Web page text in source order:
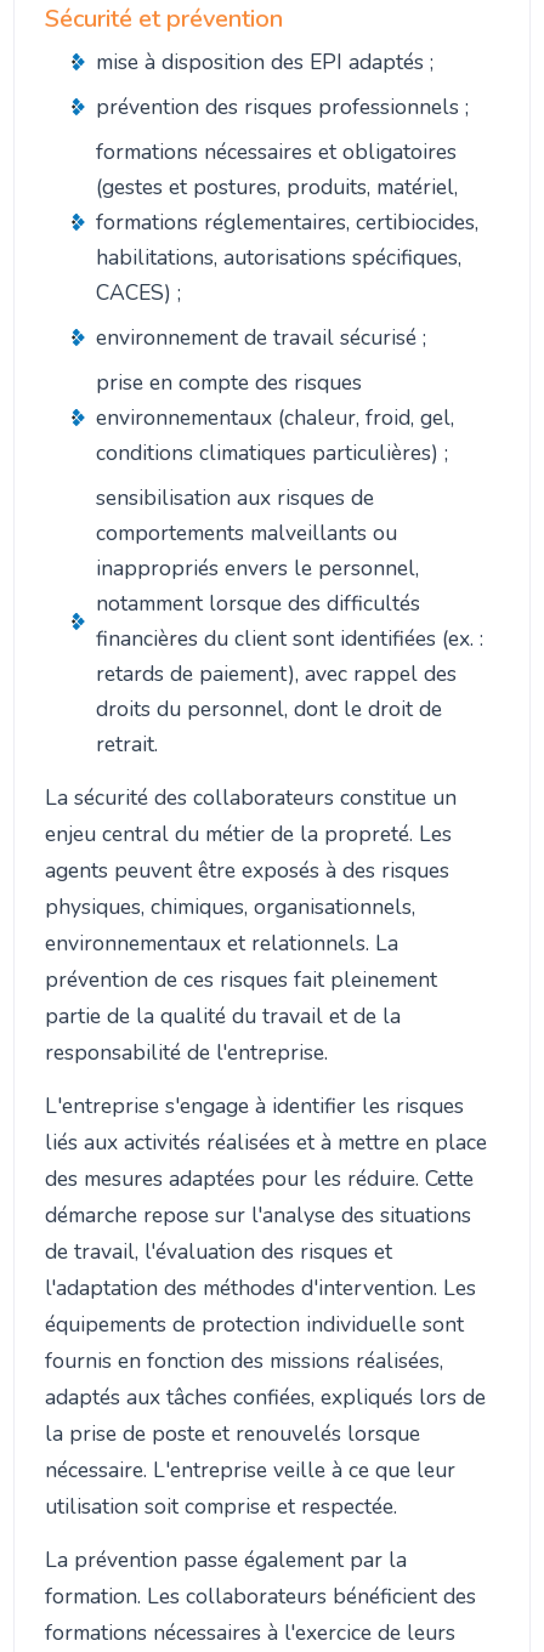
Sécurité et prévention
mise à disposition des EPI adaptés ;
prévention des risques professionnels ;
formations nécessaires et obligatoires
(gestes et postures, produits, matériel,
formations réglementaires, certibiocides,
habilitations, autorisations spécifiques,
CACES) ;
environnement de travail sécurisé ;
prise en compte des risques
environnementaux (chaleur, froid, gel,
conditions climatiques particulières) ;
sensibilisation aux risques de
comportements malveillants ou
inappropriés envers le personnel,
notamment lorsque des difficultés
financières du client sont identifiées (ex. :
retards de paiement), avec rappel des
droits du personnel, dont le droit de
retrait.
La sécurité des collaborateurs constitue un
enjeu central du métier de la propreté. Les
agents peuvent être exposés à des risques
physiques, chimiques, organisationnels,
environnementaux et relationnels. La
prévention de ces risques fait pleinement
partie de la qualité du travail et de la
responsabilité de l'entreprise.
L'entreprise s'engage à identifier les risques
liés aux activités réalisées et à mettre en place
des mesures adaptées pour les réduire. Cette
démarche repose sur l'analyse des situations
de travail, l'évaluation des risques et
l'adaptation des méthodes d'intervention. Les
équipements de protection individuelle sont
fournis en fonction des missions réalisées,
adaptés aux tâches confiées, expliqués lors de
la prise de poste et renouvelés lorsque
nécessaire. L'entreprise veille à ce que leur
utilisation soit comprise et respectée.
La prévention passe également par la
formation. Les collaborateurs bénéficient des
formations nécessaires à l'exercice de leurs